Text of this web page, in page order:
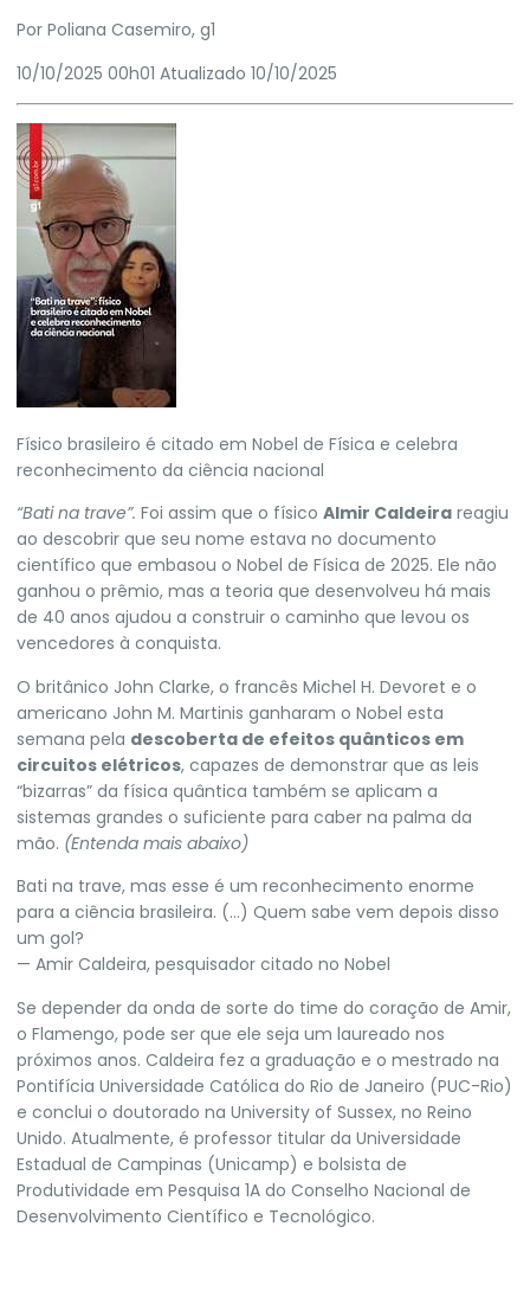
Por Poliana Casemiro, g1
10/10/2025 00h01 Atualizado 10/10/2025
Físico brasileiro é citado em Nobel de Física e celebra
reconhecimento da ciência nacional
“Bati na trave”. Foi assim que o físico Almir Caldeira reagiu
ao descobrir que seu nome estava no documento
científico que embasou o Nobel de Física de 2025. Ele não
ganhou o prêmio, mas a teoria que desenvolveu há mais
de 40 anos ajudou a construir o caminho que levou os
vencedores à conquista.
O britânico John Clarke, o francês Michel H. Devoret e o
americano John M. Martinis ganharam o Nobel esta
semana pela descoberta de efeitos quânticos em
circuitos elétricos, capazes de demonstrar que as leis
“bizarras” da física quântica também se aplicam a
sistemas grandes o suficiente para caber na palma da
mão. (Entenda mais abaixo)
Bati na trave, mas esse é um reconhecimento enorme
para a ciência brasileira. (…) Quem sabe vem depois disso
um gol?
— Amir Caldeira, pesquisador citado no Nobel
Se depender da onda de sorte do time do coração de Amir,
o Flamengo, pode ser que ele seja um laureado nos
próximos anos. Caldeira fez a graduação e o mestrado na
Pontifícia Universidade Católica do Rio de Janeiro (PUC-Rio)
e conclui o doutorado na University of Sussex, no Reino
Unido. Atualmente, é professor titular da Universidade
Estadual de Campinas (Unicamp) e bolsista de
Produtividade em Pesquisa 1A do Conselho Nacional de
Desenvolvimento Científico e Tecnológico.